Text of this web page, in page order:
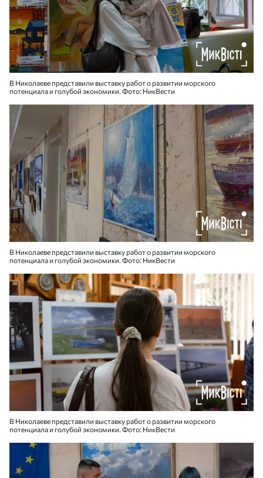
В Николаеве представили выставку работ о развитии морского
потенциала и голубой экономики. Фото: НикВести
В Николаеве представили выставку работ о развитии морского
потенциала и голубой экономики. Фото: НикВести
В Николаеве представили выставку работ о развитии морского
потенциала и голубой экономики. Фото: НикВести